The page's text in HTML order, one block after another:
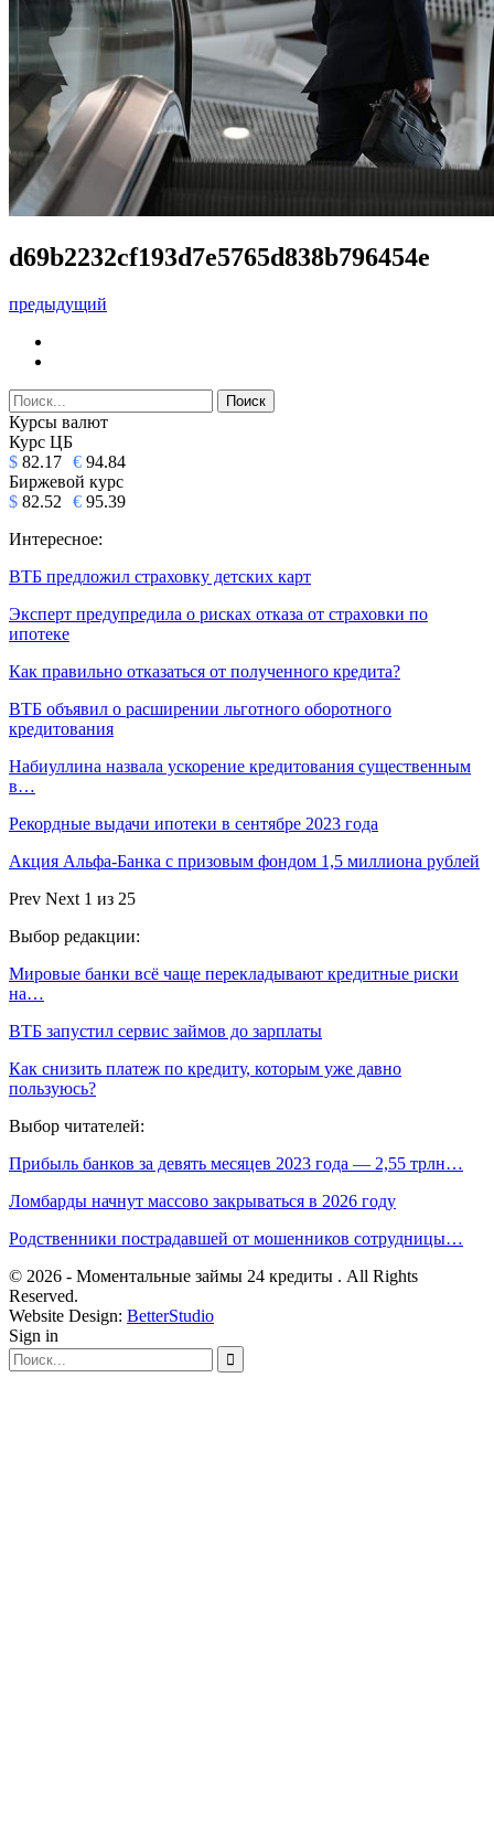
d69b2232cf193d7e5765d838b796454e
предыдущий
Курсы валют
Курс ЦБ
$ 82.17 € 94.84
Биржевой курс
$ 82.52 € 95.39
Интересное:
ВТБ предложил страховку детских карт
Эксперт предупредила о рисках отказа от страховки по
ипотеке
Как правильно отказаться от полученного кредита?
ВТБ объявил о расширении льготного оборотного
кредитования
Набиуллина назвала ускорение кредитования существенным
в…
Рекордные выдачи ипотеки в сентябре 2023 года
Акция Альфа-Банка с призовым фондом 1,5 миллиона рублей
Prev Next 1 из 25
Выбор редакции:
Мировые банки всё чаще перекладывают кредитные риски
на…
ВТБ запустил сервис займов до зарплаты
Как снизить платеж по кредиту, которым уже давно
пользуюсь?
Выбор читателей:
Прибыль банков за девять месяцев 2023 года — 2,55 трлн…
Ломбарды начнут массово закрываться в 2026 году
Родственники пострадавшей от мошенников сотрудницы…
© 2026 - Моментальные займы 24 кредиты . All Rights
Reserved.
Website Design: BetterStudio
Sign in